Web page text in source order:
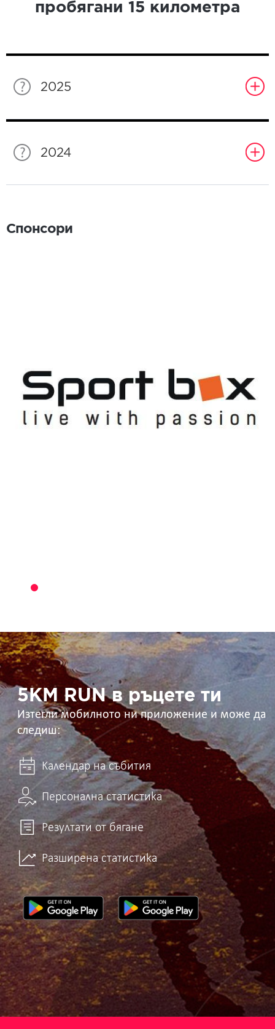
пробягани 15 километра
2025
2024
Спонсори
5KM
RUN
в
ръцете
ти 5KM RUN в ръцете ти
Изтегли мобилното ни приложение и може да
следиш:
Календар на събития
Персонална статистика
Резултати от бягане
Разширена статистика